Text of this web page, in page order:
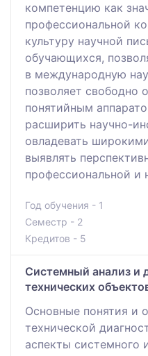
компетенцию как
профессиональной
культуру научной
обучающихся,
в международную
позволяет свободно
понятийным
расширить научно-
овладевать
выявлять
профессиональной и
Год обучения - 1
Семестр - 2
Кредитов - 5
Системный анализ и
технических
Основные понятия и
технической
аспекты системного